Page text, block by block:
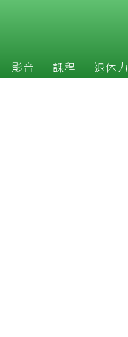
影音 課程 退休力